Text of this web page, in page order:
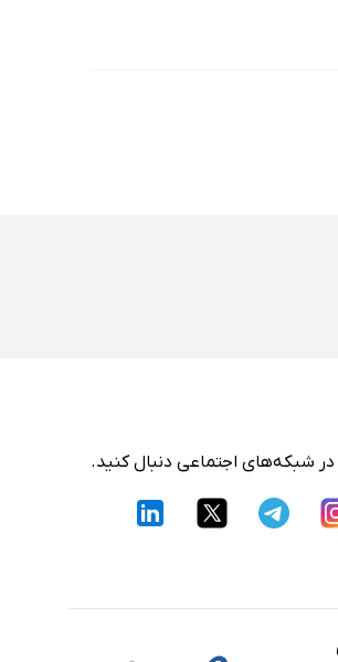
در شبکه‌های اجتماعی دنبال کنید.